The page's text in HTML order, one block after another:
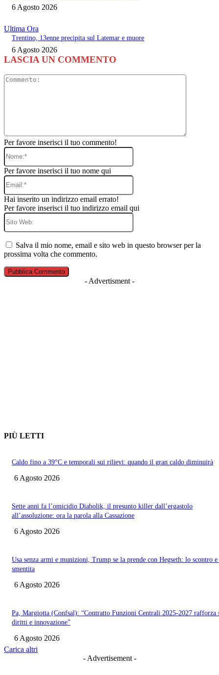
6 Agosto 2026
Ultima Ora
Trentino, 13enne precipita sul Latemar e muore
6 Agosto 2026
LASCIA UN COMMENTO
Per favore inserisci il tuo commento!
Nome:*
Per favore inserisci il tuo nome qui
Email:*
Hai inserito un indirizzo email errato!
Per favore inserisci il tuo indirizzo email qui
Sito
Salva il mio nome, email e sito web in questo browser per la
prossima volta che commento.
- Advertisment -
PIÙ LETTI
Caldo fino a 39°C e temporali sui rilievi: quando il gran caldo diminuirà
6 Agosto 2026
Sette anni fa l’omicidio Diabolik, il presunto killer dall’ergastolo
all’assoluzione: ora la parola alla Cassazione
6 Agosto 2026
Usa senza armi e munizioni, Trump se la prende con Hegseth: lo scontro e
smentita
6 Agosto 2026
Pa, Margiotta (Confsal): “Contratto Funzioni Centrali 2025-2027 rafforza
diritti e innovazione”
6 Agosto 2026
Carica altri
- Advertisement -